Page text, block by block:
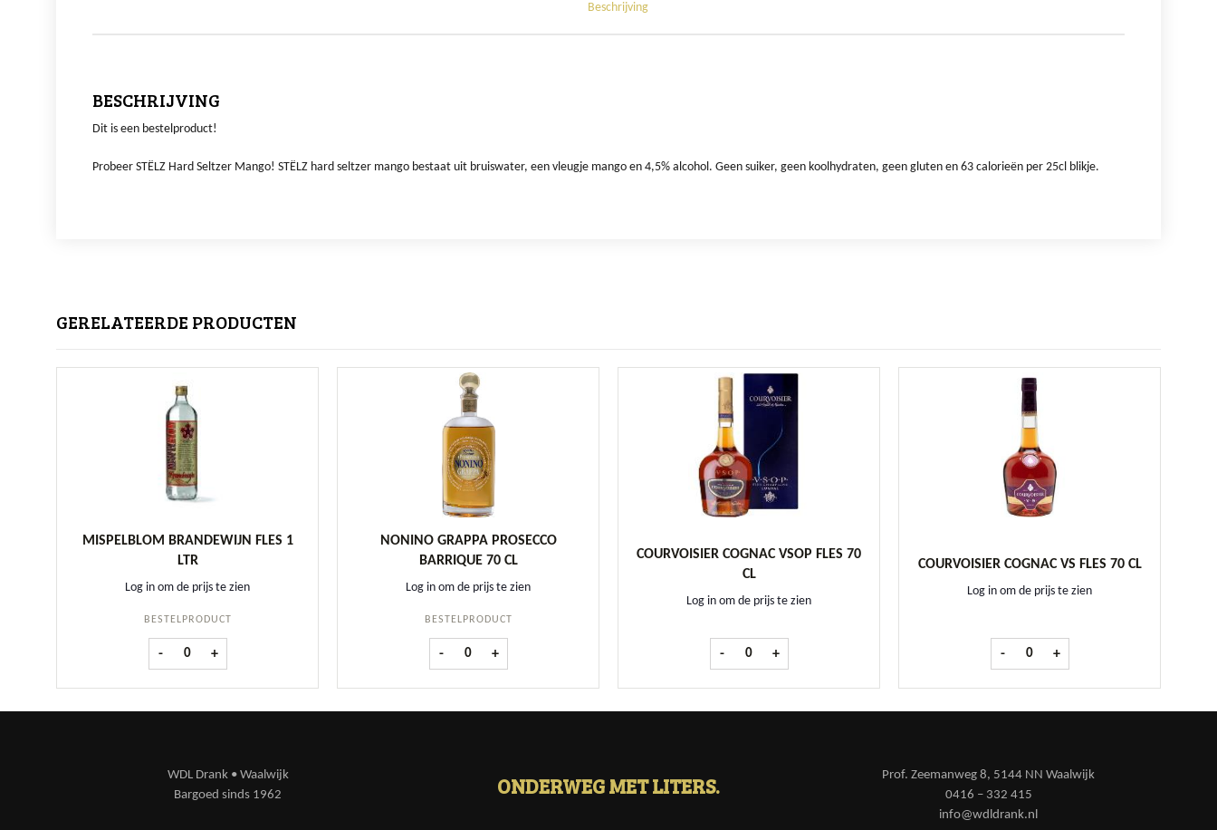
Beschrijving
BESCHRIJVING
Dit is een bestelproduct!
Probeer STËLZ Hard Seltzer Mango! STËLZ hard seltzer mango bestaat uit bruiswater, een vleugje mango en 4,5% alcohol. Geen suiker, geen koolhydraten, geen gluten en 63 calorieën per 25cl blikje.
GERELATEERDE PRODUCTEN
MISPELBLOM BRANDEWIJN FLES 1
LTR
Log in om de prijs te zien
BESTELPRODUCT
- Mispelblom Brandewijn fles 1 ltr aantal
+
NONINO GRAPPA PROSECCO
BARRIQUE 70 CL
Log in om de prijs te zien
BESTELPRODUCT
- Nonino Grappa Prosecco Barrique 70 cl aantal
+
COURVOISIER COGNAC VSOP FLES 70
CL
Log in om de prijs te zien
- Courvoisier Cognac VSOP fles 70 cl aantal
+
COURVOISIER COGNAC VS FLES 70 CL
Log in om de prijs te zien
- Courvoisier Cognac VS fles 70 cl aantal
+
WDL Drank • Waalwijk
Bargoed sinds 1962
ONDERWEG MET LITERS.
Prof. Zeemanweg 8, 5144 NN Waalwijk
0416 – 332 415
info@wdldrank.nl